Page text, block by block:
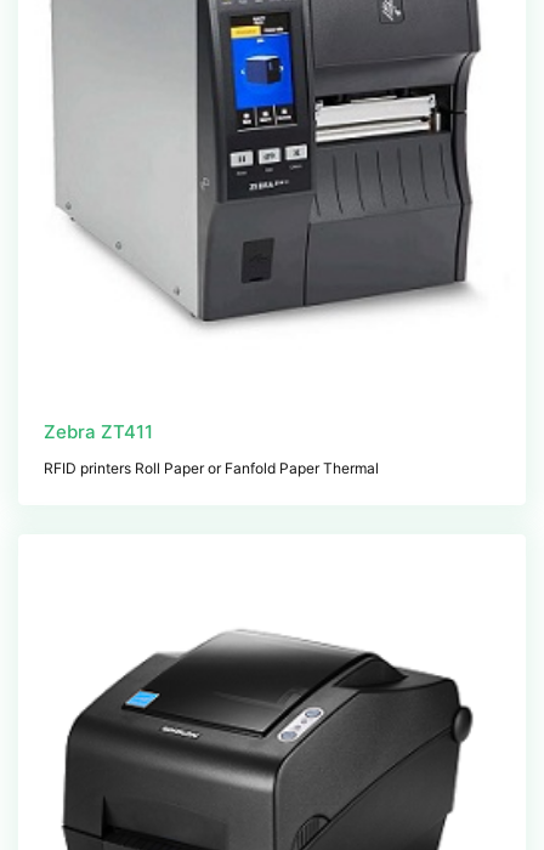
Zebra ZT411
RFID printers Roll Paper or Fanfold Paper Thermal